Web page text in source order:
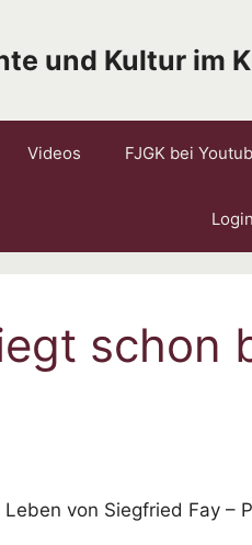
und Kultur im
Videos FJGK bei
Login
schon
von Siegfried Fay –